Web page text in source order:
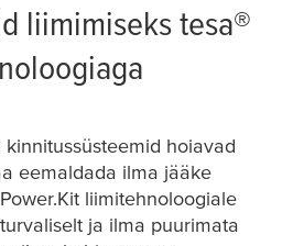
liimimiseks tesa®
hoiavad
eemaldada ilma jääke
liimitehnoloogiale
ja ilma puurimata